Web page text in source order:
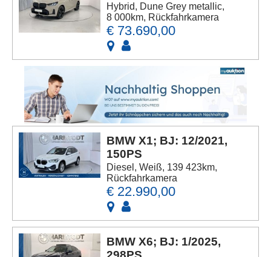
Hybrid, Dune Grey metallic,
8 000km, Rückfahrkamera
€ 73.690,00
BMW X1; BJ: 12/2021,
150PS
Diesel, Weiß, 139 423km,
Rückfahrkamera
€ 22.990,00
BMW X6; BJ: 1/2025,